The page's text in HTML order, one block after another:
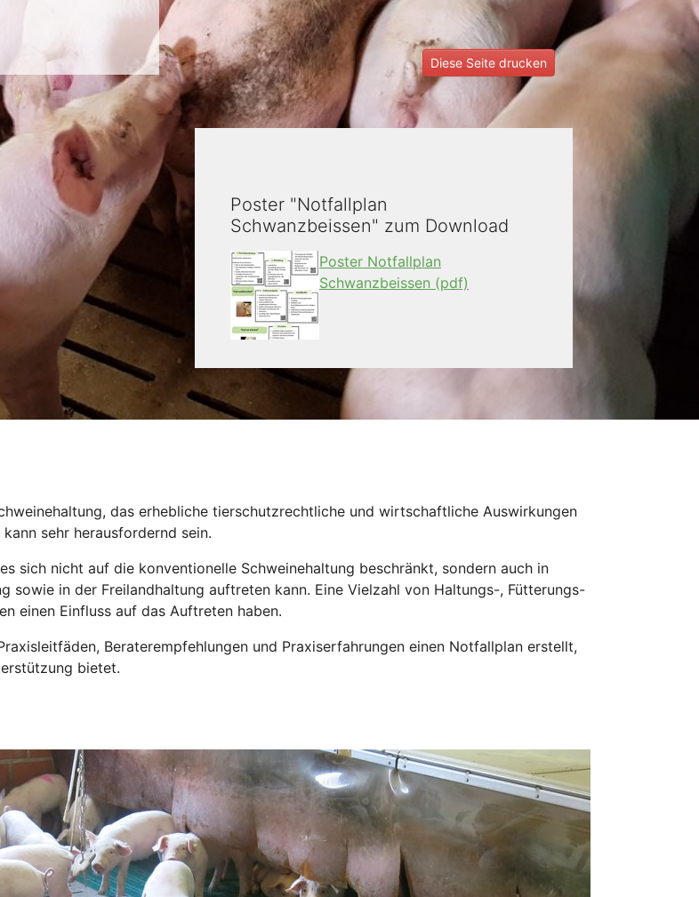
Diese Seite drucken
Poster "Notfallplan
Schwanzbeissen" zum Download
Poster Notfallplan
Schwanzbeissen (pdf)
das erhebliche tierschutzrechtliche und wirtschaftliche Auswirkungen
sehr herausfordernd sein.
sich nicht auf die konventionelle Schweinehaltung beschränkt, sondern auch in
sowie in der Freilandhaltung auftreten kann. Eine Vielzahl von Haltungs-, Fütterungs-
einen Einfluss auf das Auftreten haben.
Beraterempfehlungen und Praxiserfahrungen einen Notfallplan erstellt,
bietet.